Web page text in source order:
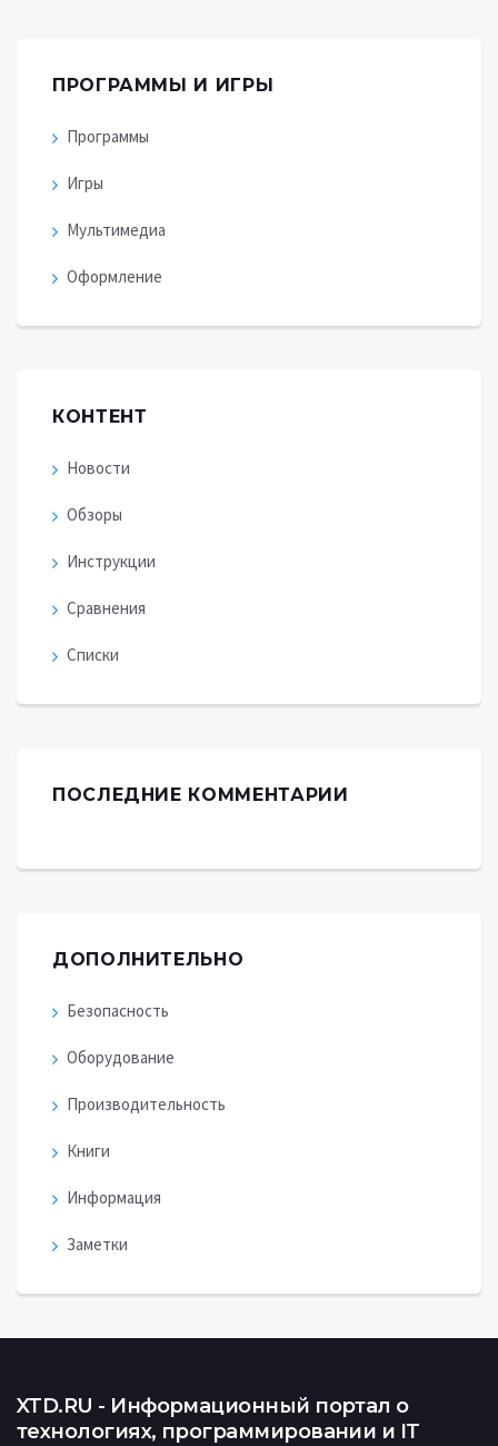
ПРОГРАММЫ И ИГРЫ
Программы
Игры
Мультимедиа
Оформление
КОНТЕНТ
Новости
Обзоры
Инструкции
Сравнения
Списки
ПОСЛЕДНИЕ КОММЕНТАРИИ
ДОПОЛНИТЕЛЬНО
Безопасность
Оборудование
Производительность
Книги
Информация
Заметки
XTD.RU - Информационный портал о
технологиях, программировании и IT